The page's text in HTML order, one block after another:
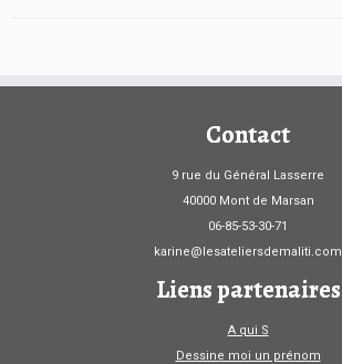
Contact
9 rue du Général Lasserre
40000 Mont de Marsan
06-85-53-30-71
karine@lesateliersdemaliti.com
Liens partenaires
A qui S
Dessine moi un prénom